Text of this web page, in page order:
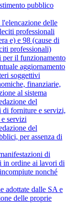
pubblico
delle
professionali
e) e 98 (cause di
professionali)
il funzionamento
aggiornamento
soggettivi
finanziarie,
al sistema
del
di forniture e servizi,
servizi
del
per assenza di
di
in ordine ai lavori di
nonché
adottate dalle SA e
delle proprie